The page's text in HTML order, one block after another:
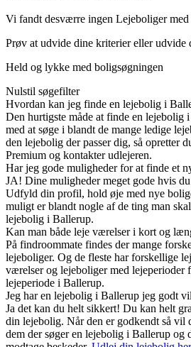
Vi fandt desværre ingen Lejeboliger med
Prøv at udvide dine kriterier eller udvide
Held og lykke med boligsøgningen
Nulstil søgefilter
Hvordan kan jeg finde en lejebolig i
Den hurtigste måde at finde en lejebolig
med at søge i blandt de mange ledige
den lejebolig der passer dig, så opretter
Premium og kontakter udlejeren.
Har jeg gode muligheder for at finde et
JA! Dine muligheder meget gode hvis
Udfyld din profil, hold øje med nye
muligt er blandt nogle af de ting man
lejebolig i Ballerup.
Kan man både leje værelser i kort og
På findroommate findes der mange
lejeboliger. Og de fleste har forskellige
værelser og lejeboliger med lejeperioder
lejeperiode i Ballerup.
Jeg har en lejebolig i Ballerup jeg godt
Ja det kan du helt sikkert! Du kan helt
din lejebolig. Når den er godkendt så
dem der søger en lejebolig i Ballerup og